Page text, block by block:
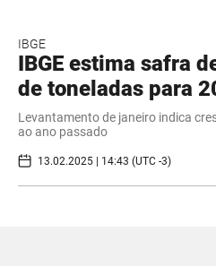
IBGE
IBGE estima safra
de toneladas para
Levantamento de janeiro indica
ao ano passado
13.02.2025 | 14:43 (UTC -3)